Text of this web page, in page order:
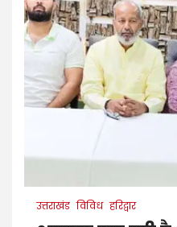
उत्तराखंड विविध हरिद्वार